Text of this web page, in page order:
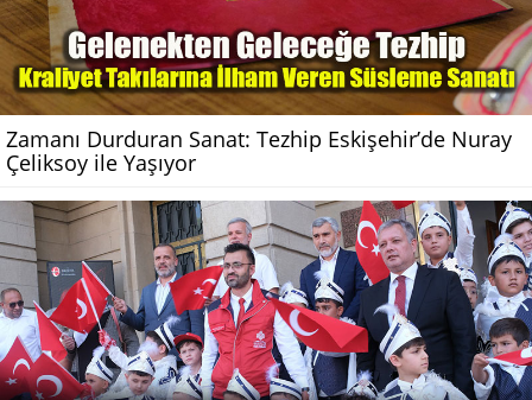
Zamanı Durduran Sanat: Tezhip Eskişehir’de Nuray
Çeliksoy ile Yaşıyor